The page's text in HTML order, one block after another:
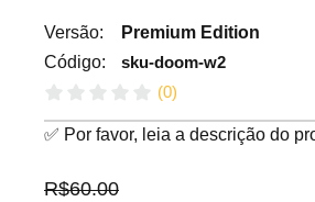
Versão:
Código:
Premium Edition
sku-doom-w2
(0)
✅ Por favor, leia a descrição do
R$60.00